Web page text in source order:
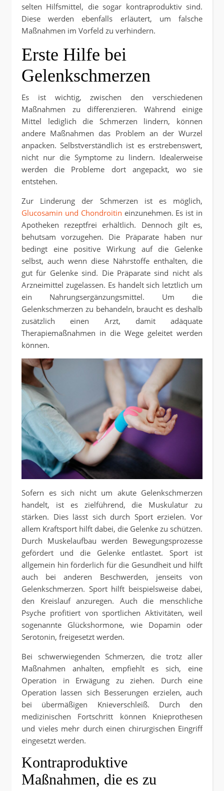
selten Hilfsmittel, die sogar kontraproduktiv sind.
Diese werden ebenfalls erläutert, um falsche
Maßnahmen im Vorfeld zu verhindern.
Erste Hilfe bei
Gelenkschmerzen
Es ist wichtig, zwischen den verschiedenen
Maßnahmen zu differenzieren. Während einige
Mittel lediglich die Schmerzen lindern, können
andere Maßnahmen das Problem an der Wurzel
anpacken. Selbstverständlich ist es erstrebenswert,
nicht nur die Symptome zu lindern. Idealerweise
werden die Probleme dort angepackt, wo sie
entstehen.
Zur Linderung der Schmerzen ist es möglich,
Glucosamin und Chondroitin einzunehmen. Es ist in
Apotheken rezeptfrei erhältlich. Dennoch gilt es,
behutsam vorzugehen. Die Präparate haben nur
bedingt eine positive Wirkung auf die Gelenke
selbst, auch wenn diese Nährstoffe enthalten, die
gut für Gelenke sind. Die Präparate sind nicht als
Arzneimittel zugelassen. Es handelt sich letztlich um
ein Nahrungsergänzungsmittel. Um die
Gelenkschmerzen zu behandeln, braucht es deshalb
zusätzlich einen Arzt, damit adäquate
Therapiemaßnahmen in die Wege geleitet werden
können.
Sofern es sich nicht um akute Gelenkschmerzen
handelt, ist es zielführend, die Muskulatur zu
stärken. Dies lässt sich durch Sport erzielen. Vor
allem Kraftsport hilft dabei, die Gelenke zu schützen.
Durch Muskelaufbau werden Bewegungsprozesse
gefördert und die Gelenke entlastet. Sport ist
allgemein hin förderlich für die Gesundheit und hilft
auch bei anderen Beschwerden, jenseits von
Gelenkschmerzen. Sport hilft beispielsweise dabei,
den Kreislauf anzuregen. Auch die menschliche
Psyche profitiert von sportlichen Aktivitäten, weil
sogenannte Glückshormone, wie Dopamin oder
Serotonin, freigesetzt werden.
Bei schwerwiegenden Schmerzen, die trotz aller
Maßnahmen anhalten, empfiehlt es sich, eine
Operation in Erwägung zu ziehen. Durch eine
Operation lassen sich Besserungen erzielen, auch
bei übermäßigen Knieverschleiß. Durch den
medizinischen Fortschritt können Knieprothesen
und vieles mehr durch einen chirurgischen Eingriff
eingesetzt werden.
Kontraproduktive
Maßnahmen, die es zu